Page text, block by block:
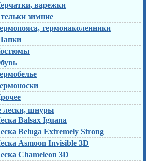
варежки
зимние
термонаколенники
лески, шнуры
Balsax Iguana
Beluga Extremely Strong
Asmoon Invisible 3D
Chameleon 3D